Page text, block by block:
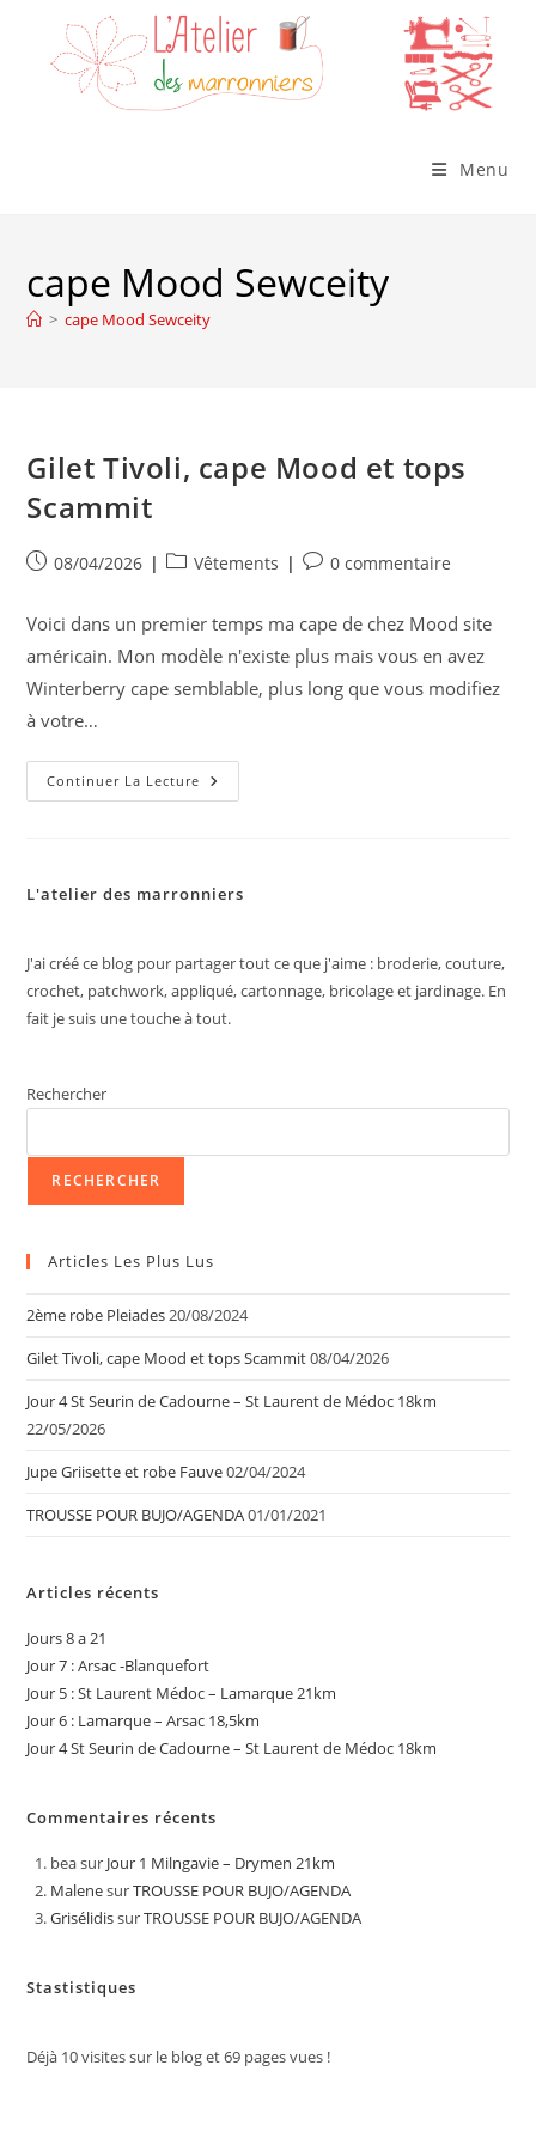
content
Menu
cape Mood Sewceity
> cape Mood Sewceity
Gilet Tivoli, cape Mood et tops
Scammit
Publication
08/04/2026
PostVêtements
Commentaires
publication :
0 commentaire
Voici dans un premier temps ma cape de chez Mood site
américain. Mon modèle n'existe plus mais vous en avez
Winterberry cape semblable, plus long que vous modifiez
à votre…
Continuer La Lecture Gilet
Tivoli,
L'atelier des marronniers
J'ai créé ce blog pour partager tout ce que j'aime : broderie, couture,
crochet, patchwork, appliqué, cartonnage, bricolage et jardinage. En
fait je suis une touche à tout.
Rechercher
RECHERCHER
Articles Les Plus Lus
2ème robe Pleiades20/08/2024
Gilet Tivoli, cape Mood et tops Scammit08/04/2026
Jour 4 St Seurin de Cadourne – St Laurent de Médoc 18km
22/05/2026
Jupe Griisette et robe Fauve02/04/2024
TROUSSE POUR BUJO/AGENDA01/01/2021
Articles récents
Jours 8 a 21
Jour 7 : Arsac -Blanquefort
Jour 5 : St Laurent Médoc – Lamarque 21km
Jour 6 : Lamarque – Arsac 18,5km
Jour 4 St Seurin de Cadourne – St Laurent de Médoc 18km
Commentaires récents
beasur Jour 1 Milngavie – Drymen 21km
MalenesurTROUSSE POUR BUJO/AGENDA
GrisélidissurTROUSSE POUR BUJO/AGENDA
Stastistiques
Déjà 10visites sur le blog et69 pages vues !